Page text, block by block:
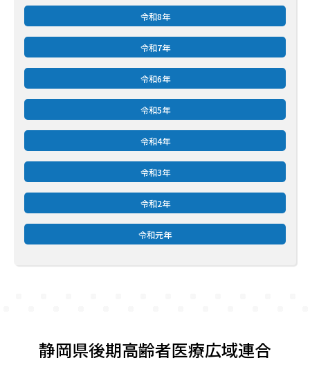
令和8年
令和7年
令和6年
令和5年
令和4年
令和3年
令和2年
令和元年
静岡県後期高齢者医療広域連合